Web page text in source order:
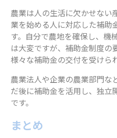
農業は人の生活に欠かせない
業を始める人に対応した補助
す。自分で農地を確保し、機
は大変ですが、補助金制度の
様々な補助金の交付を受けら
農業法人や企業の農業部門な
だ後に補助金を活用し、独立
です。
まとめ